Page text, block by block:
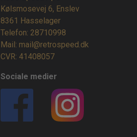
Kølsmosevej 6, Enslev
8361 Hasselager
Telefon: 28710998
Mail: mail@retrospeed.dk
CVR: 41408057
Sociale medier